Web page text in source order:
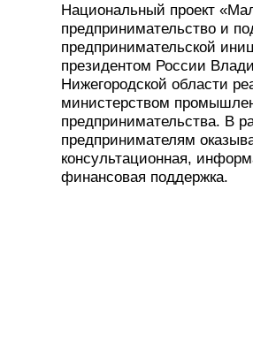
Национальный проект
предпринимательство и
предпринимательской
президентом России
Нижегородской области
министерством
предпринимательства. В
предпринимателям
консультационная,
финансовая поддержка.